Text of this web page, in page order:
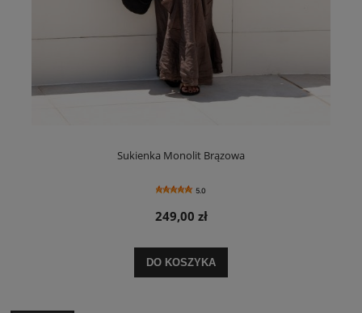
Sukienka Monolit Brązowa
5.0
249,00 zł
DO KOSZYKA